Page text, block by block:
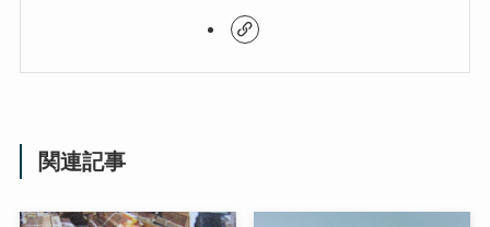
関連記事